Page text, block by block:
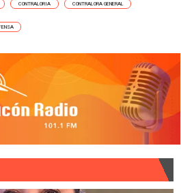
CONTRALORIA CONTRALORA GENERAL